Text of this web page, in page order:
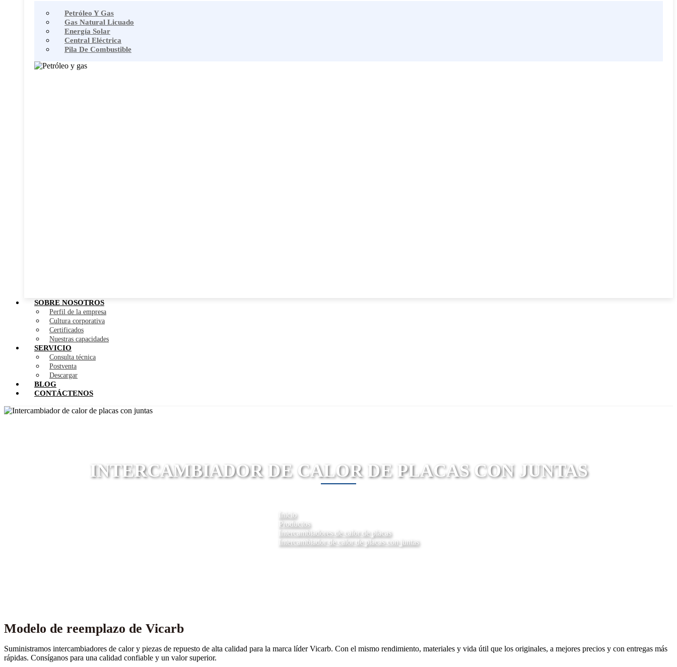
Petróleo Y Gas
Gas Natural Licuado
Energía Solar
Central Eléctrica
Pila De Combustible
SOBRE NOSOTROS
Perfil de la empresa
Cultura corporativa
Certificados
Nuestras capacidades
SERVICIO
Consulta técnica
Postventa
Descargar
BLOG
CONTÁCTENOS
INTERCAMBIADOR DE CALOR DE PLACAS CON JUNTAS
Inicio
Productos
Intercambiadores de calor de placas
Intercambiador de calor de placas con juntas
Modelo de reemplazo de Vicarb
Suministramos intercambiadores de calor y piezas de repuesto de alta calidad para la marca líder Vicarb. Con el mismo rendimiento, materiales y vida útil que los originales, a mejores precios y con entregas más
rápidas. Consíganos para una calidad confiable y un valor superior.